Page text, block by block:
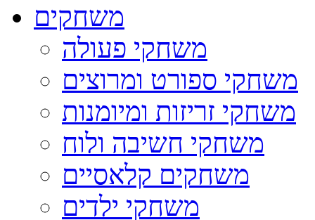
משחקים
משחקי פעולה
משחקי ספורט ומרוצים
משחקי זריזות ומיומנות
משחקי חשיבה ולוח
משחקים קלאסיים
משחקי ילדים